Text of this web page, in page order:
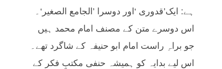
ہے: ایک’قدوری ‘اور دوسرا ’الجامع الصغیر‘۔
اس دوسرے متن کے مصنف امام محمد ہیں
جو براہِ راست امام ابو حنیفہ کے شاگرد تھے۔
اس لیے بدایہ کو ہمیشہ حنفی مکتبِ فکر کے